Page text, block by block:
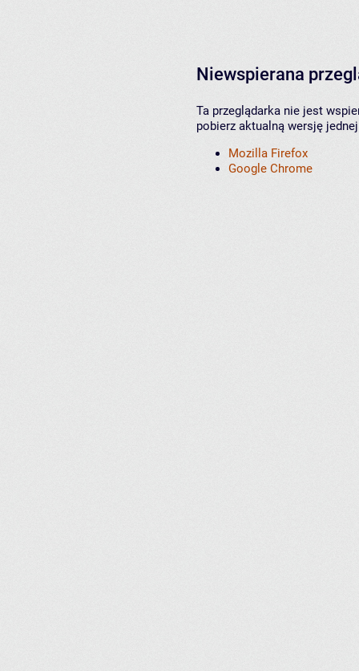
Niewspierana
Ta przeglądarka nie jest
pobierz aktualną wersję
Mozilla Firefox
Google Chrome